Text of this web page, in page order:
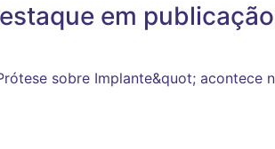
em
sobre Implante&quot; acontece